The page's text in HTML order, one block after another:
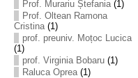
Prof. Murariu Ștefania(1)
Prof. Oltean Ramona
Cristina(1)
prof. preuniv. Moțoc Lucica
(1)
prof. Virginia Bobaru(1)
Raluca Oprea(1)